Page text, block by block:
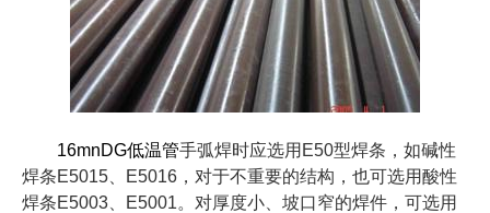
16mnDG低温管手弧焊时应选用E50型焊条，如碱性
焊条E5015、E5016，对于不重要的结构，也可选用酸性
焊条E5003、E5001。对厚度小、坡口窄的焊件，可选用